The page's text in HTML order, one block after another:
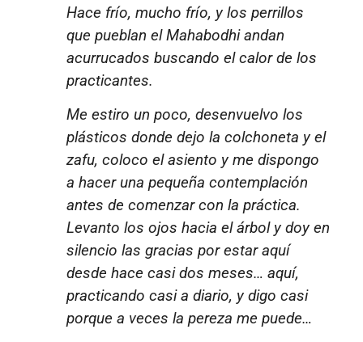
Hace frío, mucho frío, y los perrillos
que pueblan el Mahabodhi andan
acurrucados buscando el calor de los
practicantes.
Me estiro un poco, desenvuelvo los
plásticos donde dejo la colchoneta y el
zafu, coloco el asiento y me dispongo
a hacer una pequeña contemplación
antes de comenzar con la práctica.
Levanto los ojos hacia el árbol y doy en
silencio las gracias por estar aquí
desde hace casi dos meses… aquí,
practicando casi a diario, y digo casi
porque a veces la pereza me puede…